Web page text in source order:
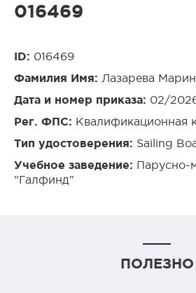
016469
ID: 016469
Фамилия Имя: Лазарева
Дата и номер приказа: 02/
Рег. ФПС: Квалификационная
Тип удостоверения: Sailing
Учебное заведение: Парусно-
"Галфинд"
ПОЛЕЗНО